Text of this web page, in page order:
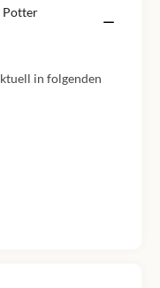
Potter
in folgenden